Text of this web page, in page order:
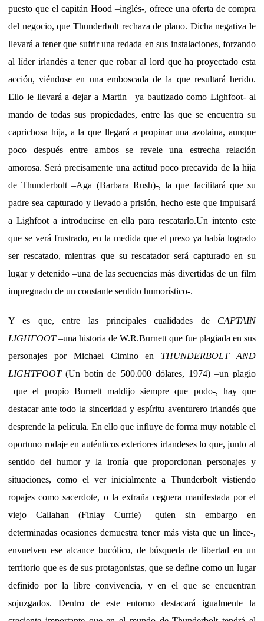
puesto que el capitán Hood –inglés-, ofrece una oferta de compra
del negocio, que Thunderbolt rechaza de plano. Dicha negativa le
llevará a tener que sufrir una redada en sus instalaciones, forzando
al líder irlandés a tener que robar al lord que ha proyectado esta
acción, viéndose en una emboscada de la que resultará herido.
Ello le llevará a dejar a Martin –ya bautizado como Lighfoot- al
mando de todas sus propiedades, entre las que se encuentra su
caprichosa hija, a la que llegará a propinar una azotaina, aunque
poco después entre ambos se revele una estrecha relación
amorosa. Será precisamente una actitud poco precavida de la hija
de Thunderbolt –Aga (Barbara Rush)-, la que facilitará que su
padre sea capturado y llevado a prisión, hecho este que impulsará
a Lighfoot a introducirse en ella para rescatarlo.Un intento este
que se verá frustrado, en la medida que el preso ya había logrado
ser rescatado, mientras que su rescatador será capturado en su
lugar y detenido –una de las secuencias más divertidas de un film
impregnado de un constante sentido humorístico-.
Y es que, entre las principales cualidades de CAPTAIN
LIGHFOOT–una historia de W.R.Burnett que fue plagiada en sus
personajes por Michael Cimino en THUNDERBOLT AND
LIGHTFOOT(Un botín de 500.000 dólares, 1974) –un plagio
que el propio Burnett maldijo siempre que pudo-, hay que
destacar ante todo la sinceridad y espíritu aventurero irlandés que
desprende la película. En ello que influye de forma muy notable el
oportuno rodaje en auténticos exteriores irlandeses lo que, junto al
sentido del humor y la ironía que proporcionan personajes y
situaciones, como el ver inicialmente a Thunderbolt vistiendo
ropajes como sacerdote, o la extraña ceguera manifestada por el
viejo Callahan (Finlay Currie) –quien sin embargo en
determinadas ocasiones demuestra tener más vista que un lince-,
envuelven ese alcance bucólico, de búsqueda de libertad en un
territorio que es de sus protagonistas, que se define como un lugar
definido por la libre convivencia, y en el que se encuentran
sojuzgados. Dentro de este entorno destacará igualmente la